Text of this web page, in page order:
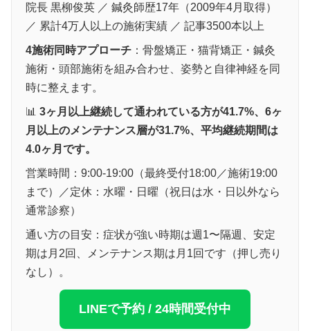
院長 黒柳俊英 ／ 鍼灸師歴17年（2009年4月取得）
／ 累計4万人以上の施術実績 ／ 記事3500本以上
4施術同時アプローチ ：骨盤矯正・猫背矯正・鍼灸
施術・頭部施術を組み合わせ、姿勢と自律神経を同
時に整えます。
📊 3ヶ月以上継続して通われている方が41.7%、6ヶ
月以上のメンテナンス層が31.7%、平均継続期間は
4.0ヶ月です。
営業時間：9:00-19:00（最終受付18:00／施術19:00
まで）／定休：水曜・日曜（祝日は水・日以外なら
通常診察）
通い方の目安：症状が強い時期は週1〜隔週、安定
期は月2回、メンテナンス期は月1回です（押し売り
なし）。
LINEで予約 / 24時間受付中